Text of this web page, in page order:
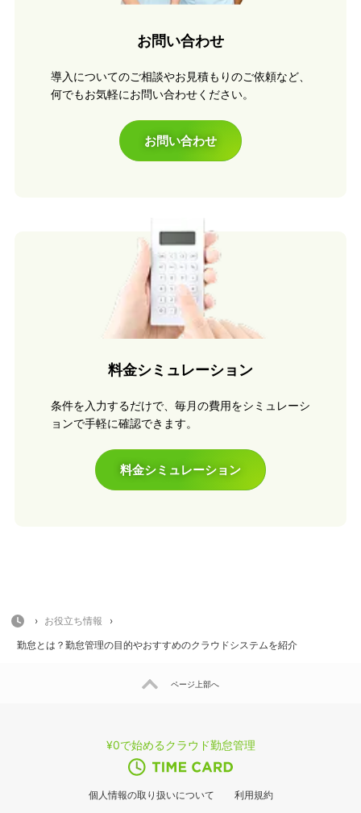
お問い合わせ
導入についてのご相談やお見積もりのご依頼など、
何でもお気軽にお問い合わせください。
お問い合わせ
料金シミュレーション
条件を入力するだけで、毎月の費用をシミュレーシ
ョンで手軽に確認できます。
料金シミュレーション
HOME
› お役立ち情報
›
勤怠とは？勤怠管理の目的やおすすめのクラウドシステムを紹介
ページ上部へ
¥0で始めるクラウド勤怠管理
個人情報の取り扱いについて 利用規約